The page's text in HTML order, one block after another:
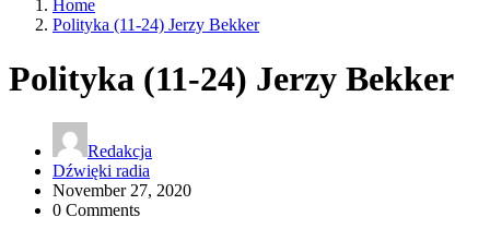
Home
Polityka (11-24) Jerzy Bekker
Polityka (11-24) Jerzy Bekker
Redakcja
Dźwięki radia
November 27, 2020
0 Comments